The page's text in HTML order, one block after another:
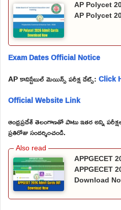
AP Polycet
AP Polycet
Exam Dates Official Notice
AP కానిస్టేబుల్ మెయిన్స్ పరీక్ష డేట్స్:Click
Official Website Link
ఆంధ్రప్రదేశ్ తెలంగాణతో పాటు ఇతర అన్ని
ప్రతిరోజు సందర్శించండి.
APPGECET
APPGECET
Download